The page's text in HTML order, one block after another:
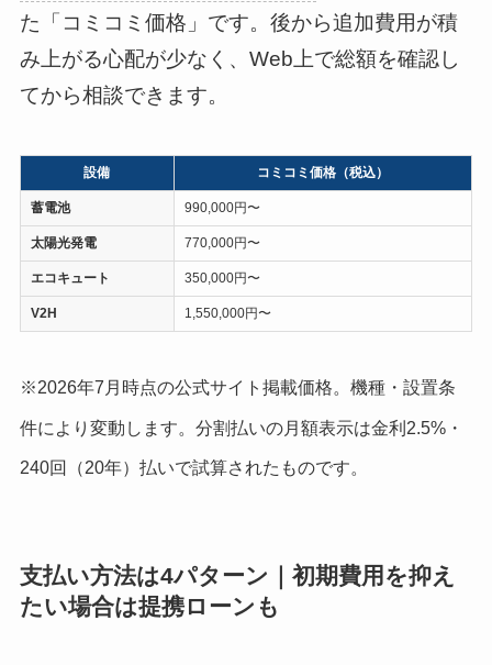
た「コミコミ価格」です。後から追加費用が積
み上がる心配が少なく、Web上で総額を確認し
てから相談できます。
設備 コミコミ価格（税込）
蓄電池 990,000円〜
太陽光発電 770,000円〜
エコキュート 350,000円〜
V2H 1,550,000円〜
※2026年7月時点の公式サイト掲載価格。機種・設置条
件により変動します。分割払いの月額表示は金利2.5%・
240回（20年）払いで試算されたものです。
支払い方法は4パターン｜初期費用を抑え
たい場合は提携ローンも